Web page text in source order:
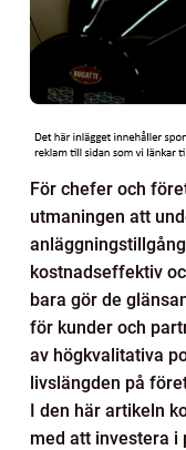
För chefer och
utmaningen att
kostnadseffektiv
bara gör de
för kunder och
av högkvalitativa
livslängden på
I den här artikeln
med att investera i